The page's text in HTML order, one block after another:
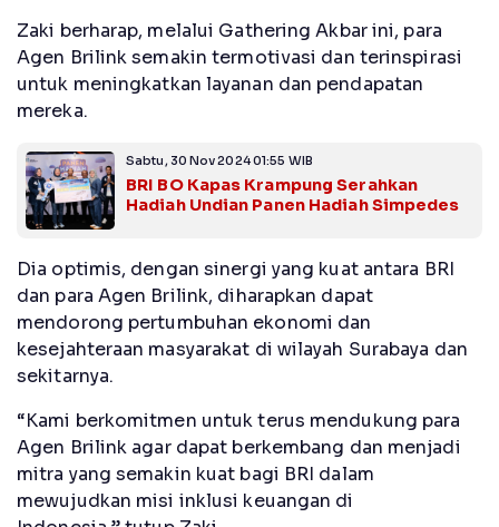
Zaki berharap, melalui Gathering Akbar ini, para
Agen Brilink semakin termotivasi dan terinspirasi
untuk meningkatkan layanan dan pendapatan
mereka.
Sabtu, 30 Nov 2024 01:55 WIB
BRI BO Kapas Krampung Serahkan
Hadiah Undian Panen Hadiah Simpedes
Dia optimis, dengan sinergi yang kuat antara BRI
dan para Agen Brilink, diharapkan dapat
mendorong pertumbuhan ekonomi dan
kesejahteraan masyarakat di wilayah Surabaya dan
sekitarnya.
“Kami berkomitmen untuk terus mendukung para
Agen Brilink agar dapat berkembang dan menjadi
mitra yang semakin kuat bagi BRI dalam
mewujudkan misi inklusi keuangan di